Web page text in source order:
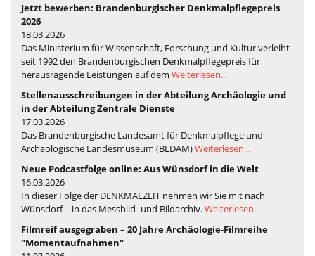
Jetzt bewerben: Brandenburgischer Denkmalpflegepreis
2026
18.03.2026
Das Ministerium für Wissenschaft, Forschung und Kultur verleiht
seit 1992 den Brandenburgischen Denkmalpflegepreis für
herausragende Leistungen auf dem Weiterlesen...
Stellenausschreibungen in der Abteilung Archäologie und
in der Abteilung Zentrale Dienste
17.03.2026
Das Brandenburgische Landesamt für Denkmalpflege und
Archäologische Landesmuseum (BLDAM)Weiterlesen...
Neue Podcastfolge online: Aus Wünsdorf in die Welt
16.03.2026
In dieser Folge der DENKMALZEIT nehmen wir Sie mit nach
Wünsdorf – in das Messbild- und Bildarchiv.Weiterlesen...
Filmreif ausgegraben – 20 Jahre Archäologie-Filmreihe
"Momentaufnahmen"